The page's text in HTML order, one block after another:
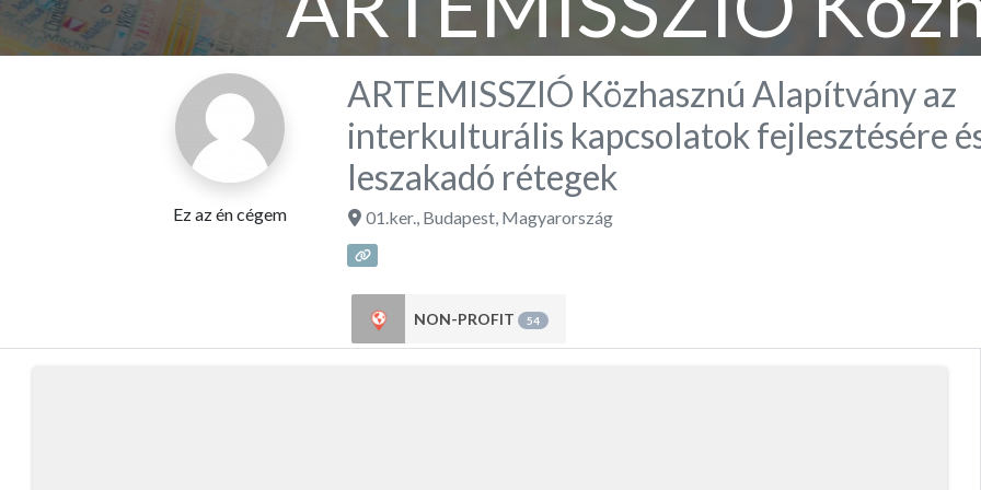
Alapítvány az
kapcsolatok
leszakadó
Ez az én cégem
ARTEMISSZIÓ Közhasznú Alapítvány az
interkulturális kapcsolatok fejlesztésére
leszakadó rétegek
01.ker., Budapest, Magyarország
NON-PROFIT 54